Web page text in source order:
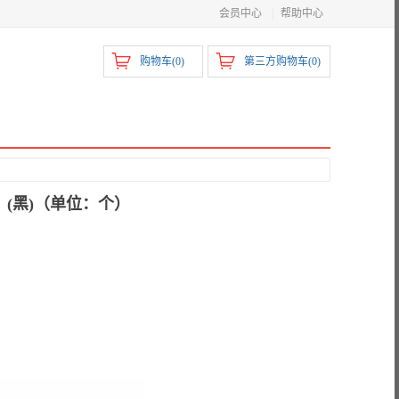
会员中心 帮助中心
第三方购物车(0)
购物车(0)
黑)（单位：个）